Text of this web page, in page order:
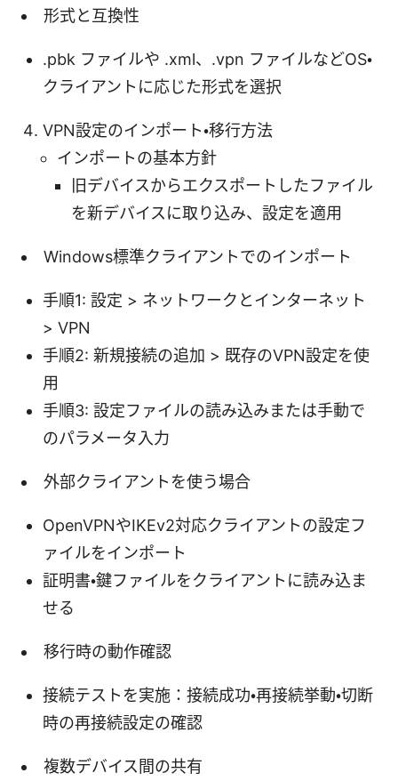
形式と互換性
.pbk ファイルや .xml、.vpn ファイルなどOS・
クライアントに応じた形式を選択
VPN設定のインポート・移行方法
インポートの基本方針
旧デバイスからエクスポートしたファイル
を新デバイスに取り込み、設定を適用
Windows標準クライアントでのインポート
手順1: 設定 > ネットワークとインターネット
> VPN
手順2: 新規接続の追加 > 既存のVPN設定を使
用
手順3: 設定ファイルの読み込みまたは手動で
のパラメータ入力
外部クライアントを使う場合
OpenVPNやIKEv2対応クライアントの設定フ
ァイルをインポート
証明書・鍵ファイルをクライアントに読み込ま
せる
移行時の動作確認
接続テストを実施：接続成功・再接続挙動・切断
時の再接続設定の確認
複数デバイス間の共有